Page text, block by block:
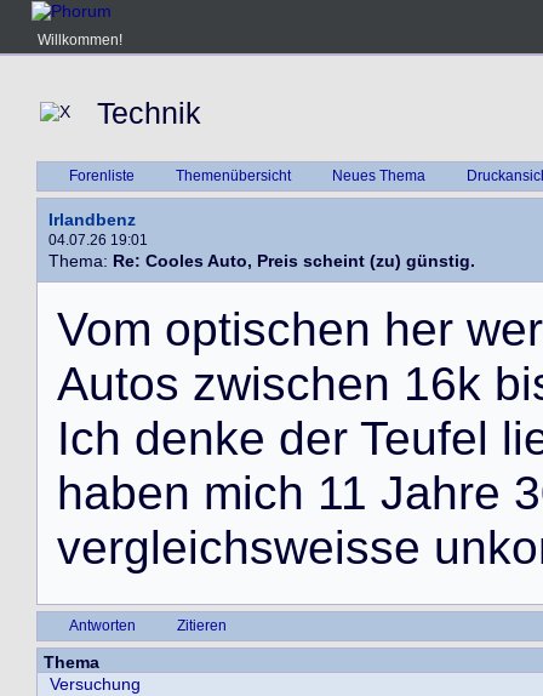
Willkommen!
Technik
Forenliste Themenübersicht Neues Thema
Irlandbenz
04.07.26 19:01
Thema: Re: Cooles Auto, Preis scheint (zu) günstig.
Vom optischen her wer
Autos zwischen 16k bi
Ich denke der Teufel li
haben mich 11 Jahre 3
vergleichsweisse unko
Antworten Zitieren
Thema
Versuchung